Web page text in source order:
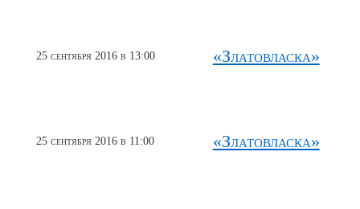
25 сентября 2016 в 13:00 «Златовласка»
25 сентября 2016 в 11:00 «Златовласка»